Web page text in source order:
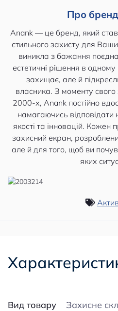
Про
Anank — це бренд, який
стильного захисту для
виникла з бажання
естетичні рішення в одному
захищає, але й
власника. З моменту
2000-х, Anank постійно
намагаючись
якості та інновацій.
захисний екран,
але й для того, щоб ви
яких
Вид товару Захисне